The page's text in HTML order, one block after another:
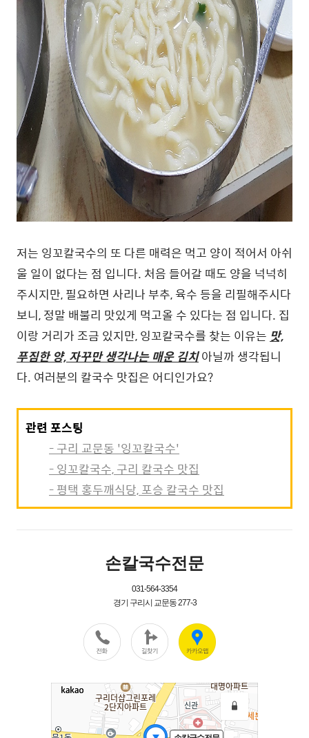
저는 잉꼬칼국수의 또 다른 매력은 먹고 양이 적어서 아쉬
울 일이 없다는 점 입니다. 처음 들어갈 때도 양을 넉넉히
주시지만, 필요하면 사리나 부추, 육수 등을 리필해주시다
보니, 정말 배불리 맛있게 먹고올 수 있다는 점 입니다. 집
이랑 거리가 조금 있지만, 잉꼬칼국수를 찾는 이유는 맛,
푸짐한 양, 자꾸만 생각나는 매운 김치아닐까 생각됩니
다. 여러분의 칼국수 맛집은 어디인가요?
관련 포스팅
- 구리 교문동 '잉꼬칼국수'
- 잉꼬칼국수, 구리 칼국수 맛집
- 평택 홍두깨식당, 포승 칼국수 맛집